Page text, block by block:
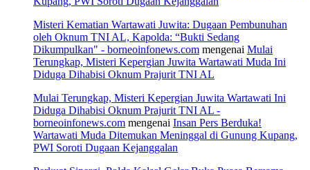
Misteri Kematian Wartawati Juwita: Dugaan Pembunuhan
oleh Oknum TNI AL, Kapolda: “Bukti Sedang
Dikumpulkan" - borneoinfonews.com mengenai Mulai
Terungkap, Misteri Kepergian Juwita Wartawati Muda Ini
Diduga Dihabisi Oknum Prajurit TNI AL
Mulai Terungkap, Misteri Kepergian Juwita Wartawati Ini
Diduga Dihabisi Oknum Prajurit TNI AL -
borneoinfonews.com mengenai Insan Pers Berduka!
Wartawati Muda Ditemukan Meninggal di Gunung Kupang,
PWI Soroti Dugaan Kejanggalan